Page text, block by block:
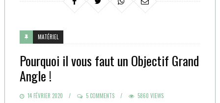
MATÉRIEL
Pourquoi il vous faut un Objectif Grand
Angle !
POSTED
14 FÉVRIER 2020 5 COMMENTS 5860 VIEWS